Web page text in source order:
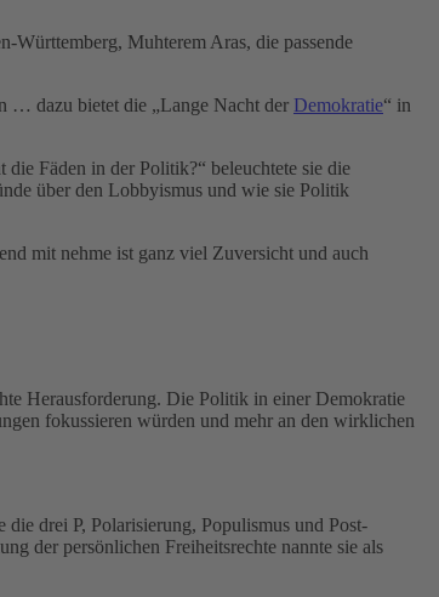
Württemberg, Muhterem Aras, die passende
… dazu bietet die „Lange Nacht der Demokratie“ in
Fäden in der Politik?“ beleuchtete sie die
über den Lobbyismus und wie sie Politik
mit nehme ist ganz viel Zuversicht und auch
Herausforderung. Die Politik in einer Demokratie
fokussieren würden und mehr an den wirklichen
drei P, Polarisierung, Populismus und Post-
der persönlichen Freiheitsrechte nannte sie als